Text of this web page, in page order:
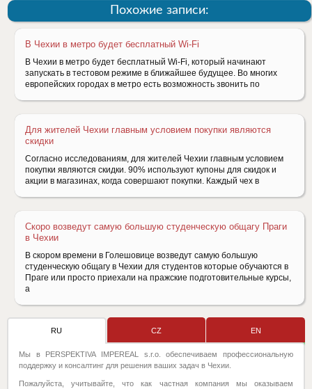
Похожие записи:
В Чехии в метро будет бесплатный Wi-Fi
В Чехии в метро будет бесплатный Wi-Fi, который начинают
запускать в тестовом режиме в ближайшее будущее. Во многих
европейских городах в метро есть возможность звонить по
Для жителей Чехии главным условием покупки являются
скидки
Согласно исследованиям, для жителей Чехии главным условием
покупки являются скидки. 90% используют купоны для скидок и
акции в магазинах, когда совершают покупки. Каждый чех в
Скоро возведут самую большую студенческую общагу Праги
в Чехии
В скором времени в Голешовице возведут самую большую
студенческую общагу в Чехии для студентов которые обучаются в
Праге или просто приехали на пражские подготовительные курсы,
а
RU CZ EN
Мы в PERSPEKTIVA IMPEREAL s.r.o. обеспечиваем профессиональную
поддержку и консалтинг для решения ваших задач в Чехии.
Пожалуйста, учитывайте, что как частная компания мы оказываем